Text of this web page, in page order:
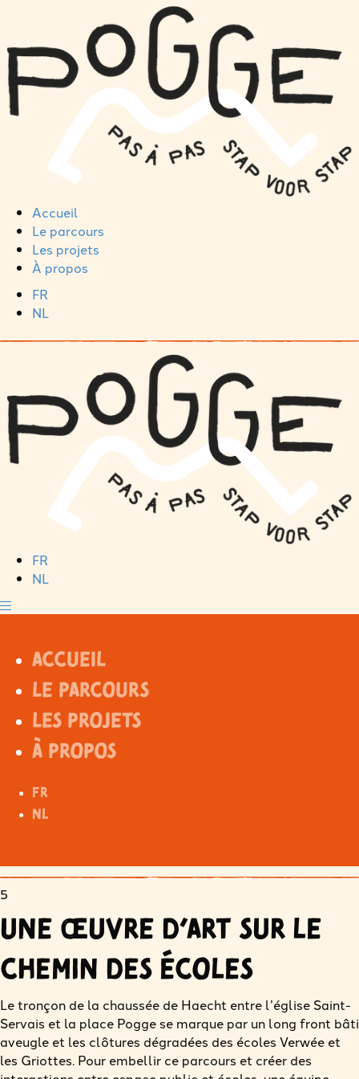
Accueil
Le parcours
Les projets
À propos
FR
NL
FR
NL
Accueil
Le parcours
Les projets
À propos
FR
NL
5
Une œuvre d’art sur le
chemin des écoles
Le tronçon de la chaussée de Haecht entre l’église Saint-
Servais et la place Pogge se marque par un long front bâti
aveugle et les clôtures dégradées des écoles Verwée et
les Griottes. Pour embellir ce parcours et créer des